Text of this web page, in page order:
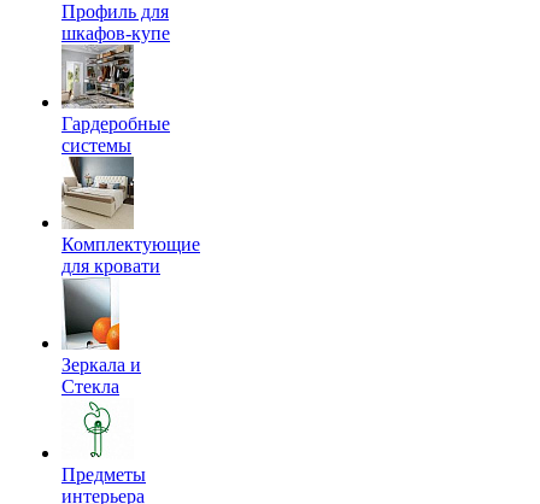
Профиль для
шкафов-купе
Гардеробные
системы
Комплектующие
для кровати
Зеркала и
Стекла
Предметы
интерьера